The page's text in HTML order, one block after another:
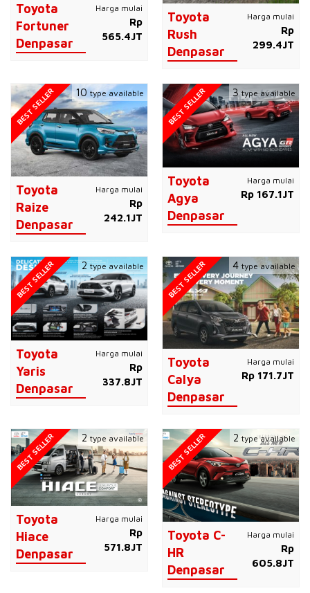
Toyota
Fortuner
Denpasar
Harga mulai
Rp
565.4JT
Toyota
Rush
Denpasar
Harga mulai
Rp
299.4JT
Toyota
Raize
Denpasar
Harga mulai
Rp
242.1JT
BEST SELLER 10 type available
Toyota
Agya
Denpasar
Harga mulai
Rp 167.1JT
BEST SELLER 3type available
Toyota
Yaris
Denpasar
Harga mulai
Rp
337.8JT
BEST SELLER 2type available
Toyota
Calya
Denpasar
Harga mulai
Rp 171.7JT
BEST SELLER 4 type available
Toyota
Hiace
Denpasar
Harga mulai
Rp
571.8JT
BEST SELLER 2type available
Toyota C-
HR
Denpasar
Harga mulai
Rp
605.8JT
BEST SELLER 2 type available